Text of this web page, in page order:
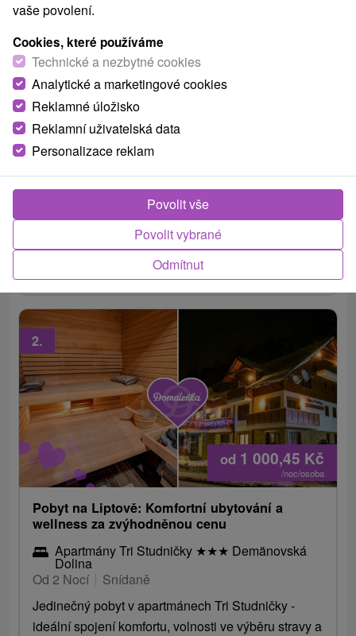
Prvotřídní wellness relax: Pobyt v prémiovém
4★hotelu v srdci Jasné
Wellness hotel Chopok
Od 1 Noci
Snídaně, Polopenze
Dokonalý pobyt pro každého. V ceně luxusní
ubytování, gurmánská polopenze, neomezený
bazén a wellness, masáže, peelingy, drinky a
od 1 000,45 Kč
/noc/osoba
2.
Pobyt na Liptově: Komfortní ubytování a
wellness za zvýhodněnou cenu
Apartmány Tri Studničky ★★★ Demänovská
Dolina
Od 2 Nocí
Snídaně
Jedinečný pobyt v apartmánech Tri Studničky -
ideální spojení komfortu, volnosti ve výběru stravy a
vaše povolení.
Cookies, které používáme
Technické a nezbytné cookies
Analytické a marketingové cookies
Reklamné úložisko
Reklamní uživatelská data
Personalizace reklam
Odmítnut
Povolit vybrané
Povolit vše